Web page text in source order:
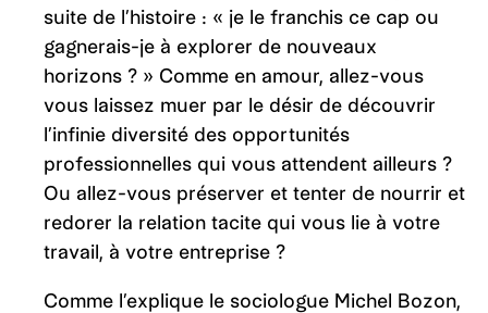
suite de l’histoire : « je le franchis ce cap ou
gagnerais-je à explorer de nouveaux
horizons ? » Comme en amour, allez-vous
vous laissez muer par le désir de découvrir
l’infinie diversité des opportunités
professionnelles qui vous attendent ailleurs ?
Ou allez-vous préserver et tenter de nourrir et
redorer la relation tacite qui vous lie à votre
travail, à votre entreprise ?
Comme l’explique le sociologue Michel Bozon,